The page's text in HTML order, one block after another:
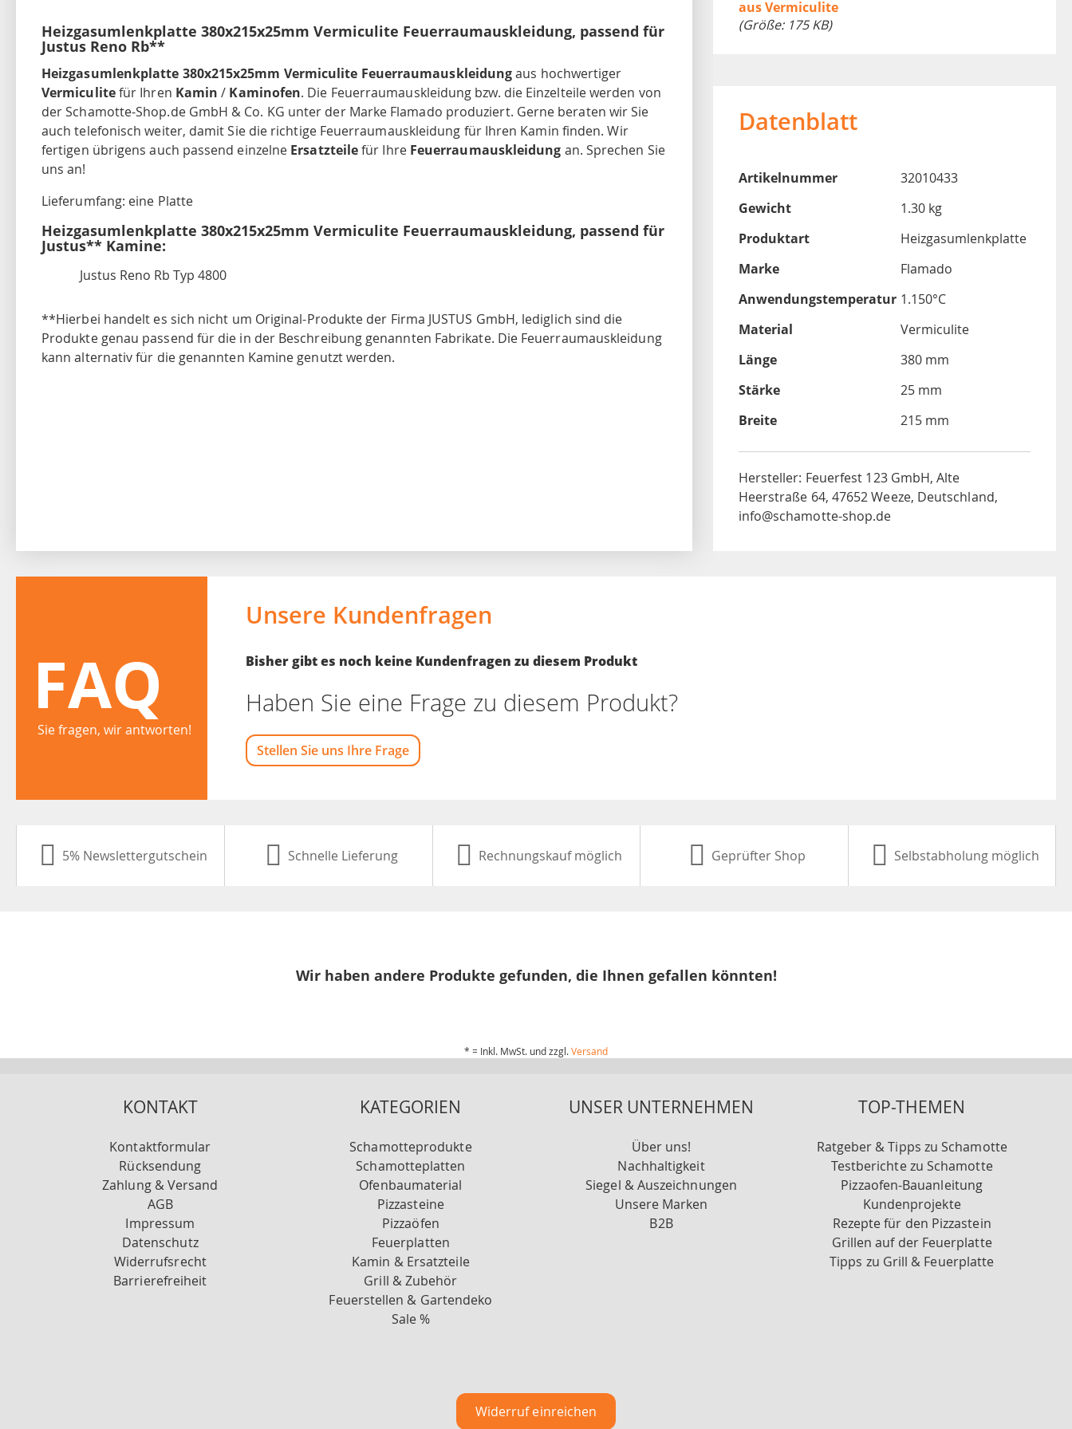
Heizgasumlenkplatte 380x215x25mm Vermiculite Feuerraumauskleidung, passend für
Justus Reno Rb**
Heizgasumlenkplatte 380x215x25mm Vermiculite Feuerraumauskleidungaus hochwertiger
Vermiculitefür Ihren Kamin/ Kaminofen. Die Feuerraumauskleidung bzw. die Einzelteile werden von
der Schamotte-Shop.de GmbH & Co. KG unter der Marke Flamado produziert. Gerne beraten wir Sie
auch telefonisch weiter, damit Sie die richtige Feuerraumauskleidung für Ihren Kamin finden. Wir
fertigen übrigens auch passend einzelne Ersatzteilefür Ihre Feuerraumauskleidung an. Sprechen Sie
uns an!
Lieferumfang: eine Platte
Heizgasumlenkplatte 380x215x25mm Vermiculite Feuerraumauskleidung, passend für
Justus** Kamine:
Justus Reno Rb Typ 4800
**Hierbei handelt es sich nicht um Original-Produkte der Firma JUSTUS GmbH, lediglich sind die
Produkte genau passend für die in der Beschreibung genannten Fabrikate. Die Feuerraumauskleidung
kann alternativ für die genannten Kamine genutzt werden.
aus Vermiculite
(Größe: 175 KB)
Datenblatt
Artikelnummer
32010433
Gewicht
1.30 kg
Produktart
Heizgasumlenkplatte
Marke
Flamado
Anwendungstemperatur 1.150°C
Material
Vermiculite
Länge
380 mm
Stärke
25 mm
Breite
215 mm
Hersteller: Feuerfest 123 GmbH, Alte
Heerstraße 64, 47652 Weeze, Deutschland,
info@schamotte-shop.de
FAQ
Sie fragen, wir antworten!
Unsere Kundenfragen
Bisher gibt es noch keine Kundenfragen zu diesem Produkt
Haben Sie eine Frage zu diesem Produkt?
Stellen Sie uns Ihre Frage
5% Newslettergutschein Schnelle Lieferung Rechnungskauf möglich Geprüfter Shop Selbstabholung möglich
Wir haben andere Produkte gefunden, die Ihnen gefallen könnten!
* = Inkl. MwSt. und zzgl.Versand
KONTAKT
Kontaktformular
Rücksendung
Zahlung & Versand
AGB
Impressum
Datenschutz
Widerrufsrecht
Barrierefreiheit
KATEGORIEN
Schamotteprodukte
Schamotteplatten
Ofenbaumaterial
Pizzasteine
Pizzaöfen
Feuerplatten
Kamin & Ersatzteile
Grill & Zubehör
Feuerstellen & Gartendeko
Sale %
UNSER UNTERNEHMEN
Über uns!
Nachhaltigkeit
Siegel & Auszeichnungen
Unsere Marken
B2B
TOP-THEMEN
Ratgeber & Tipps zu Schamotte
Testberichte zu Schamotte
Pizzaofen-Bauanleitung
Kundenprojekte
Rezepte für den Pizzastein
Grillen auf der Feuerplatte
Tipps zu Grill & Feuerplatte
Widerruf einreichen